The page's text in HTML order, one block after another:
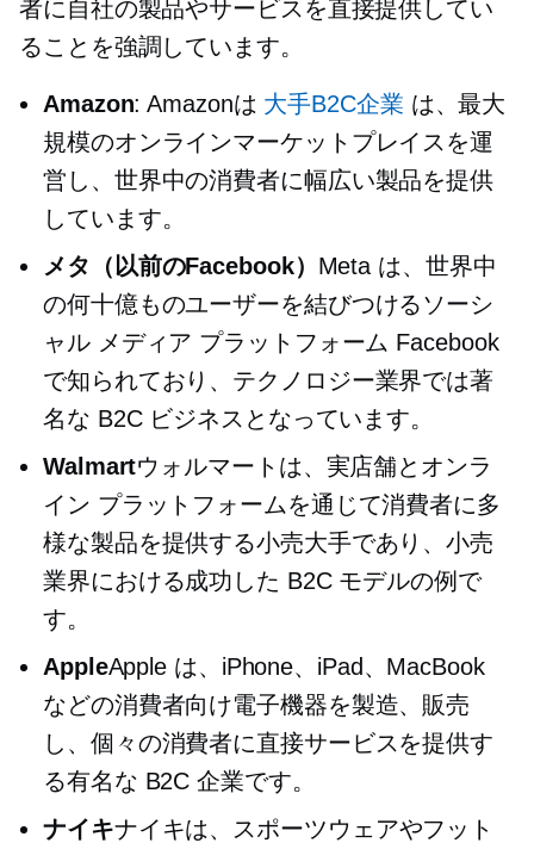
者に自社の製品やサービスを直接提供してい
ることを強調しています。
Amazon: Amazonは 大手B2C企業 は、最大
規模のオンラインマーケットプレイスを運
営し、世界中の消費者に幅広い製品を提供
しています。
メタ（以前のFacebook） Meta は、世界中
の何十億ものユーザーを結びつけるソーシ
ャル メディア プラットフォーム Facebook
で知られており、テクノロジー業界では著
名な B2C ビジネスとなっています。
Walmartウォルマートは、実店舗とオンラ
イン プラットフォームを通じて消費者に多
様な製品を提供する小売大手であり、小売
業界における成功した B2C モデルの例で
す。
AppleApple は、iPhone、iPad、MacBook
などの消費者向け電子機器を製造、販売
し、個々の消費者に直接サービスを提供す
る有名な B2C 企業です。
ナイキナイキは、スポーツウェアやフット